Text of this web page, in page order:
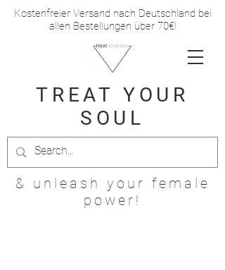
Kostenfreier Versand nach Deutschland bei
allen Bestellungen über 70€!
TREATYOUR
SOUL
& unleash your female
power!